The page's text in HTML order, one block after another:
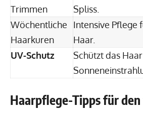
Trimmen
Spliss.
Wöchentliche
Haarkuren
Intensive Pflege
Haar.
UV-Schutz
Schützt das
Haarpflege-Tipps für